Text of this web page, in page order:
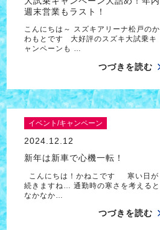
週末営業もラスト！
こんにちは～ スズキアリーナ松戸のか
わもとです 大好評のスズキ大試乗キ
ャンペーンも …
つづきを読む
イベント/キャンペーン
2024.12.12
新年は新車で心機一転！
こんにちは！かねこです 寒い日が
続きますね… 通勤時の寒さを考えると
なかなか…
つづきを読む